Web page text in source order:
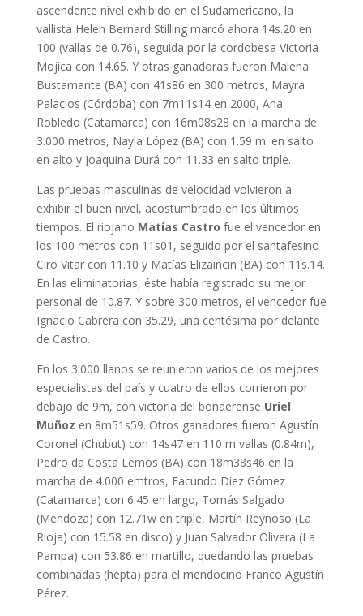
ascendente nivel exhibido en el Sudamericano, la
vallista Helen Bernard Stilling marcó ahora 14s.20 en
100 (vallas de 0.76), seguida por la cordobesa Victoria
Mojica con 14.65. Y otras ganadoras fueron Malena
Bustamante (BA) con 41s86 en 300 metros, Mayra
Palacios (Córdoba) con 7m11s14 en 2000, Ana
Robledo (Catamarca) con 16m08s28 en la marcha de
3.000 metros, Nayla López (BA) con 1.59 m. en salto
en alto y Joaquina Durá con 11.33 en salto triple.
Las pruebas masculinas de velocidad volvieron a
exhibir el buen nivel, acostumbrado en los últimos
tiempos. El riojano Matías Castro fue el vencedor en
los 100 metros con 11s01, seguido por el santafesino
Ciro Vitar con 11.10 y Matías Elizaincin (BA) con 11s.14.
En las eliminatorias, éste había registrado su mejor
personal de 10.87. Y sobre 300 metros, el vencedor fue
Ignacio Cabrera con 35.29, una centésima por delante
de Castro.
En los 3.000 llanos se reunieron varios de los mejores
especialistas del país y cuatro de ellos corrieron por
debajo de 9m, con victoria del bonaerense Uriel
Muñoz en 8m51s59. Otros ganadores fueron Agustín
Coronel (Chubut) con 14s47 en 110 m vallas (0.84m),
Pedro da Costa Lemos (BA) con 18m38s46 en la
marcha de 4.000 emtros, Facundo Diez Gómez
(Catamarca) con 6.45 en largo, Tomás Salgado
(Mendoza) con 12.71w en triple, Martín Reynoso (La
Rioja) con 15.58 en disco) y Juan Salvador Olivera (La
Pampa) con 53.86 en martillo, quedando las pruebas
combinadas (hepta) para el mendocino Franco Agustín
Pérez.